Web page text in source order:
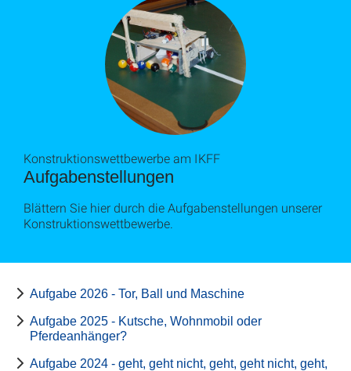
Aufgabenstellungen
Konstruktionswettbewerbe am IKFF
Blättern Sie hier durch die Aufgabenstellungen unserer
Konstruktionswettbewerbe.
Aufgabe 2026 - Tor, Ball und Maschine
Aufgabe 2025 - Kutsche, Wohnmobil oder
Pferdeanhänger?
Aufgabe 2024 - geht, geht nicht, geht, geht nicht, geht,